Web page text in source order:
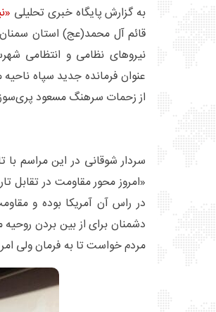
به گزارش پایگاه خبری تحلیلی
قائم آل محمد(عج) استان
نیروهای نظامی و انتظامی
عنوان فرمانده جدید سپاه
از زحمات سرهنگ مسعود
سردار شوقانی در این مراسم با
«امروز محور مقاومت در تقابل
در راس آن آمریکا بوده و
دشمنان برای از بین بردن
مردم خواست تا به فرمان ولی